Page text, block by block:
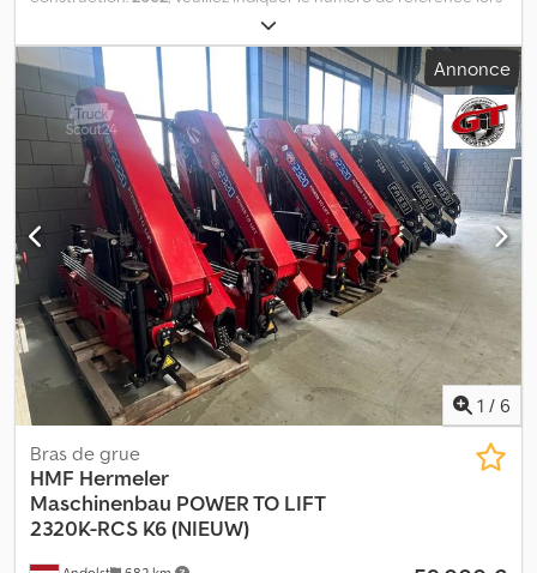
de votre demande : 23129 Spécifications : Année de fabrication :
2002 Diagramme de charge Portée : 9,9 m Capacité de levage
maximale : 2830 kg Dcedpfxey H Ah Dj Ahcok Vérins de
stabilisation Disponible immédiatement Poids propre : 11 Modèle :
Grue 1320-K3. = Informations complémentaires = Contactez ATS
Norway pour plus d’informations.
Annonce
1 / 6
Bras de grue
HMF Hermeler
Maschinenbau POWER TO LIFT
2320K-RCS K6 (NIEUW)